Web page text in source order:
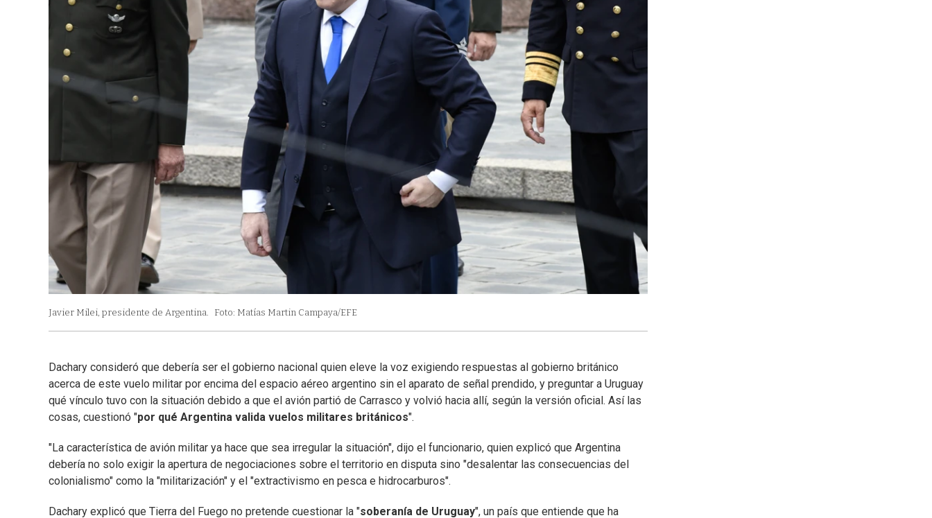
Javier Milei, presidente de Argentina. Foto: Matías Martin Campaya/EFE
Dachary consideró que debería ser el gobierno nacional quien eleve la voz exigiendo respuestas al gobierno británico
acerca de este vuelo militar por encima del espacio aéreo argentino sin el aparato de señal prendido, y preguntar a Uruguay
qué vínculo tuvo con la situación debido a que el avión partió de Carrasco y volvió hacia allí, según la versión oficial. Así las
cosas, cuestionó "por qué Argentina valida vuelos militares británicos".
"La característica de avión militar ya hace que sea irregular la situación", dijo el funcionario, quien explicó que Argentina
debería no solo exigir la apertura de negociaciones sobre el territorio en disputa sino "desalentar las consecuencias del
colonialismo" como la "militarización" y el "extractivismo en pesca e hidrocarburos".
Dachary explicó que Tierra del Fuego no pretende cuestionar la "soberanía de Uruguay", un país que entiende que ha